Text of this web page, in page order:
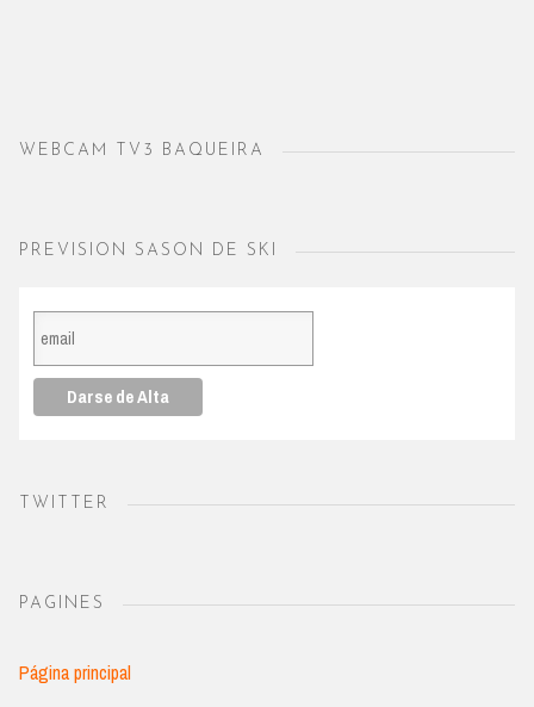
WEBCAM TV3 BAQUEIRA
PREVISION SASON DE SKI
TWITTER
PAGINES
Página principal